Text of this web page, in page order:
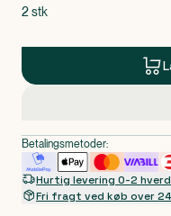
2 stk
Betalingsmetoder:
Hurtig levering 0-2
Fri fragt ved køb over